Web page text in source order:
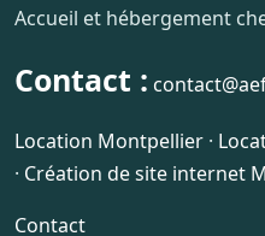
Accueil et hébergement
Contact :
Location Montpellier ·
· Création de site internet
Contact